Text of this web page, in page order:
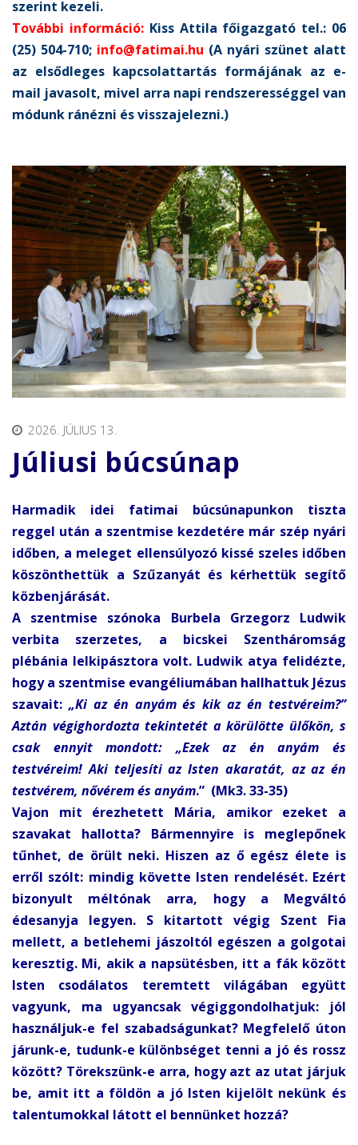
szerint kezeli.
További információ:Kiss Attila főigazgató tel.: 06
(25) 504-710; info@fatimai.hu (A nyári szünet alatt
az elsődleges kapcsolattartás formájának az e-
mail javasolt, mivel arra napi rendszerességgel van
módunk ránézni és visszajelezni.)
2026. JÚLIUS 13.
Júliusi búcsúnap
Harmadik idei fatimai búcsúnapunkon tiszta
reggel után a szentmise kezdetére már szép nyári
időben, a meleget ellensúlyozó kissé szeles időben
köszönthettük a Szűzanyát és kérhettük segítő
közbenjárását.
A szentmise szónoka Burbela Grzegorz Ludwik
verbita szerzetes, a bicskei Szentháromság
plébánia lelkipásztora volt. Ludwik atya felidézte,
hogy a szentmise evangéliumában hallhattuk Jézus
szavait: „Ki az én anyám és kik az én testvéreim?”
Aztán végighordozta tekintetét a körülötte ülőkön, s
csak ennyit mondott: „Ezek az én anyám és
testvéreim! Aki teljesíti az Isten akaratát, az az én
testvérem, nővérem és anyám.” (Mk3. 33-35)
Vajon mit érezhetett Mária, amikor ezeket a
szavakat hallotta? Bármennyire is meglepőnek
tűnhet, de örült neki. Hiszen az ő egész élete is
erről szólt: mindig követte Isten rendelését. Ezért
bizonyult méltónak arra, hogy a Megváltó
édesanyja legyen. S kitartott végig Szent Fia
mellett, a betlehemi jászoltól egészen a golgotai
keresztig. Mi, akik a napsütésben, itt a fák között
Isten csodálatos teremtett világában együtt
vagyunk, ma ugyancsak végiggondolhatjuk: jól
használjuk-e fel szabadságunkat? Megfelelő úton
járunk-e, tudunk-e különbséget tenni a jó és rossz
között? Törekszünk-e arra, hogy azt az utat járjuk
be, amit itt a földön a jó Isten kijelölt nekünk és
talentumokkal látott el bennünket hozzá?